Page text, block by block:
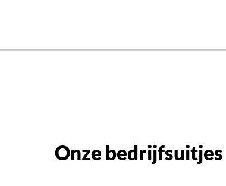
Onze bedrijfsuitjes